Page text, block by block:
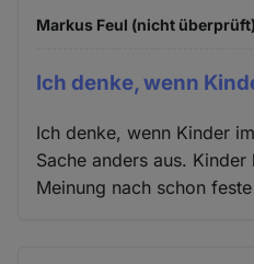
Markus Feul (nicht überprüft)
Ich denke, wenn
Ich denke, wenn Kinder
Sache anders aus.
Meinung nach schon